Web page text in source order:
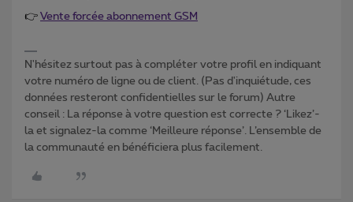
👉 Vente forcée abonnement GSM
N'hésitez surtout pas à compléter votre profil en indiquant
votre numéro de ligne ou de client. (Pas d'inquiétude, ces
données resteront confidentielles sur le forum) Autre
conseil : La réponse à votre question est correcte ? ‘Likez’-
la et signalez-la comme ‘Meilleure réponse’. L’ensemble de
la communauté en bénéficiera plus facilement.